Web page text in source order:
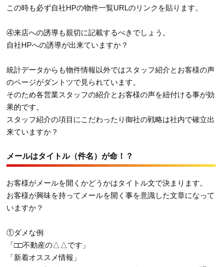
この時も必ず自社HPの物件一覧URLのリンクを貼ります。
④来店への誘導も親切に記載するべきでしょう。
自社HPへの誘導が出来ていますか？
統計データからも物件情報以外ではスタッフ紹介とお客様の声
のページがダントツで見られています。
そのため各営業スタッフの紹介とお客様の声を紐付ける事が効
果的です。
スタッフ紹介の項目にこだわったり御社の戦略は社内で確立出
来ていますか？
メールはタイトル（件名）が命！？
お客様がメールを開くかどうかはタイトル文で決まります。
お客様が興味を持ってメールを開く事を意識した文章になって
いますか？
①ダメな例
「□□不動産の△△です」
「新着オススメ情報」